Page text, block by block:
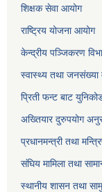
शिक्षक सेवा आयोग
राष्ट्रिय योजना आयोग
केन्द्रीय पञ्जिकरण
स्वास्थ्य तथा जनसंख्या
प्रिती फन्ट बाट
अख्तियार दुरुपयोग
प्रधानमन्त्री तथा
संघिय मामिला तथा
स्थानीय शासन तथा